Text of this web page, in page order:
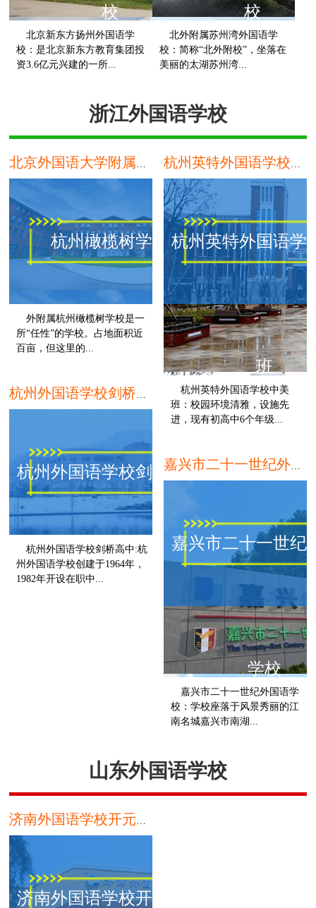
校
北京新东方扬州外国语学
校：是北京新东方教育集团投
资3.6亿元兴建的一所...
校
北外附属苏州湾外国语学
校：简称“北外附校”，坐落在
美丽的太湖苏州湾...
浙江外国语学校
杭州橄榄树学校
外附属杭州橄榄树学校是一
所“任性”的学校。占地面积近
百亩，但这里的...
杭州
杭州英特外国语学
班
杭州英特外国语学校中美
班：校园环境清雅，设施先
进，现有初高中6个年级...
杭州外国语学校剑桥高中
杭州外国语学校剑桥高中:杭
州外国语学校创建于1964年，
1982年开设在职中...
杭州
嘉兴市二十一世纪
学校
嘉兴市二十一世纪外国语学
校：学校座落于风景秀丽的江
南名城嘉兴市南湖...
山东外国语学校
济南外国语学校开元国际